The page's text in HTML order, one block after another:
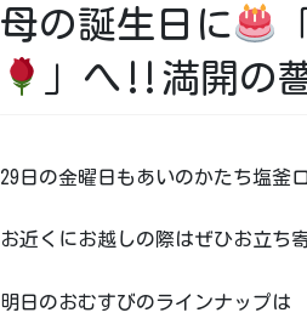
母の誕生日に
」へ‼満開の
29日の金曜日もあいのかたち塩釜
お近くにお越しの際はぜひお立ち
明日のおむすびのラインナップは